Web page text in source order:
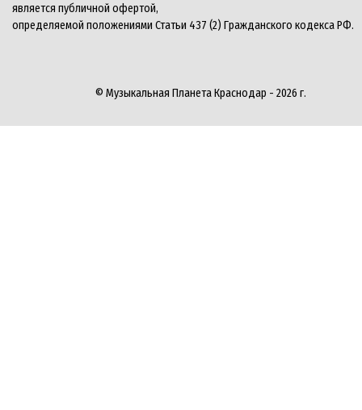
является публичной офертой,
определяемой положениями Статьи 437 (2) Гражданского кодекса РФ.
© Музыкальная Планета Краснодар - 2026 г.